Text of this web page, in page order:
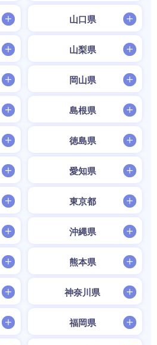
山口県
山梨県
岡山県
島根県
徳島県
愛知県
東京都
沖縄県
熊本県
神奈川県
福岡県